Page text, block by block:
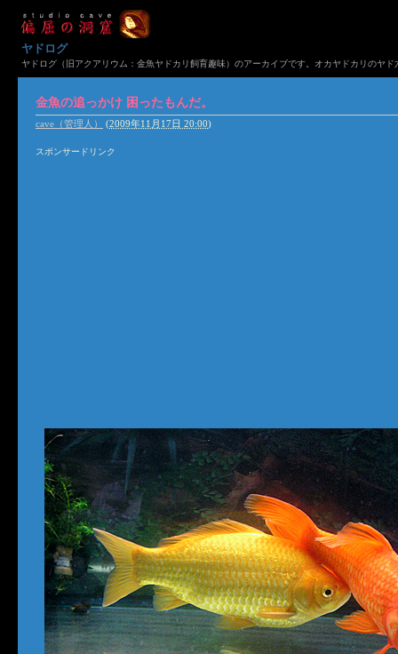
ヤドログ
ヤドログ（旧アクアリウム：金魚ヤドカリ飼育趣味）のアーカイブです。オカヤドカリのヤ
金魚の追っかけ 困ったもんだ。
cave（管理人） (2009年11月17日 20:00)
スポンサードリンク